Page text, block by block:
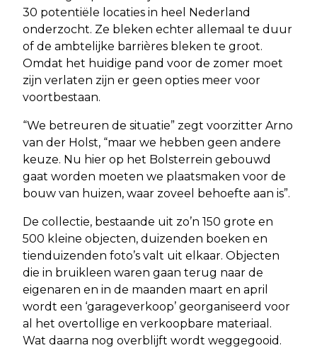
30 potentiële locaties in heel Nederland
onderzocht. Ze bleken echter allemaal te duur
of de ambtelijke barrières bleken te groot.
Omdat het huidige pand voor de zomer moet
zijn verlaten zijn er geen opties meer voor
voortbestaan.
“We betreuren de situatie” zegt voorzitter Arno
van der Holst, “maar we hebben geen andere
keuze. Nu hier op het Bolsterrein gebouwd
gaat worden moeten we plaatsmaken voor de
bouw van huizen, waar zoveel behoefte aan is”.
De collectie, bestaande uit zo’n 150 grote en
500 kleine objecten, duizenden boeken en
tienduizenden foto’s valt uit elkaar. Objecten
die in bruikleen waren gaan terug naar de
eigenaren en in de maanden maart en april
wordt een ‘garageverkoop’ georganiseerd voor
al het overtollige en verkoopbare materiaal.
Wat daarna nog overblijft wordt weggegooid.